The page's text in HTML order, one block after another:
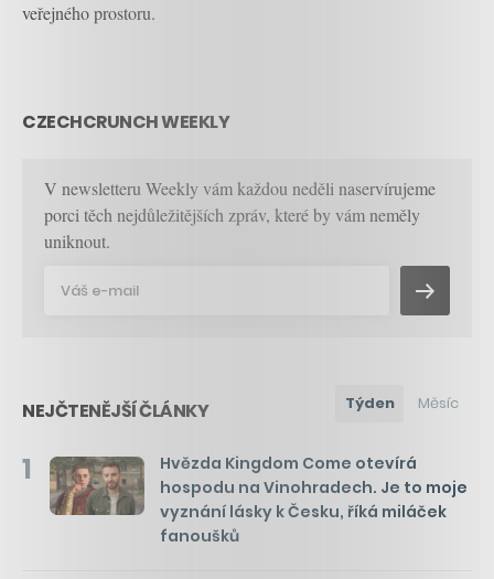
veřejného prostoru.
CZECHCRUNCH WEEKLY
V newsletteru Weekly vám každou neděli naservírujeme
porci těch nejdůležitějších zpráv, které by vám neměly
uniknout.
NEJČTENĚJŠÍ ČLÁNKY Týden Měsíc
1
Hvězda Kingdom Come otevírá
hospodu na Vinohradech. Je to moje
vyznání lásky k Česku, říká miláček
fanoušků